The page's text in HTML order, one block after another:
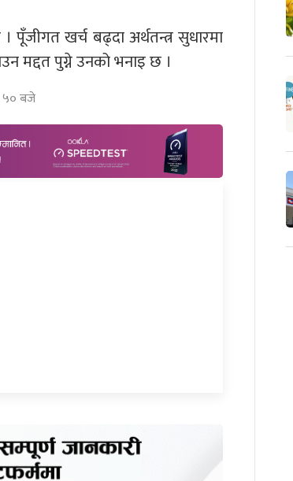
खर्च बढ्दा अर्थतन्त्र सुधारमा
मद्दत पुग्ने उनको भनाइ छ ।
५० बजे